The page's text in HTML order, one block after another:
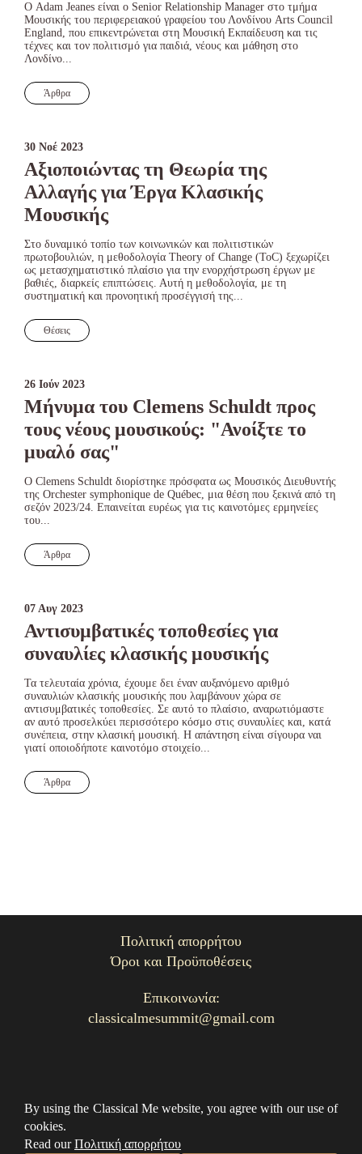
By using the Classical Me website, you agree with our use of
cookies.
Read ourΠολιτική απορρήτου
Ο Adam Jeanes είναι ο Senior Relationship Manager στο τμήμα
Μουσικής του περιφερειακού γραφείου του Λονδίνου Arts Council
England, που επικεντρώνεται στη Μουσική Εκπαίδευση και τις
τέχνες και τον πολιτισμό για παιδιά, νέους και μάθηση στο
Λονδίνο...
Άρθρα
30 Νοέ 2023
Αξιοποιώντας τη Θεωρία της
Αλλαγής για Έργα Κλασικής
Μουσικής
Στο δυναμικό τοπίο των κοινωνικών και πολιτιστικών
πρωτοβουλιών, η μεθοδολογία Theory of Change (ToC) ξεχωρίζει
ως μετασχηματιστικό πλαίσιο για την ενορχήστρωση έργων με
βαθιές, διαρκείς επιπτώσεις. Αυτή η μεθοδολογία, με τη
συστηματική και προνοητική προσέγγισή της...
Θέσεις
26 Ιούν 2023
Μήνυμα του Clemens Schuldt προς
τους νέους μουσικούς: "Ανοίξτε το
μυαλό σας"
Ο Clemens Schuldt διορίστηκε πρόσφατα ως Μουσικός Διευθυντής
της Orchester symphonique de Québec, μια θέση που ξεκινά από τη
σεζόν 2023/24. Επαινείται ευρέως για τις καινοτόμες ερμηνείες
του...
Άρθρα
07 Αυγ 2023
Αντισυμβατικές τοποθεσίες για
συναυλίες κλασικής μουσικής
Τα τελευταία χρόνια, έχουμε δει έναν αυξανόμενο αριθμό
συναυλιών κλασικής μουσικής που λαμβάνουν χώρα σε
αντισυμβατικές τοποθεσίες. Σε αυτό το πλαίσιο, αναρωτιόμαστε
αν αυτό προσελκύει περισσότερο κόσμο στις συναυλίες και, κατά
συνέπεια, στην κλασική μουσική. Η απάντηση είναι σίγουρα ναι
γιατί οποιοδήποτε καινοτόμο στοιχείο...
Άρθρα
Πολιτική απορρήτου
Όροι και Προϋποθέσεις
Επικοινωνία:
classicalmesummit@gmail.com
@ClassicalME 2024